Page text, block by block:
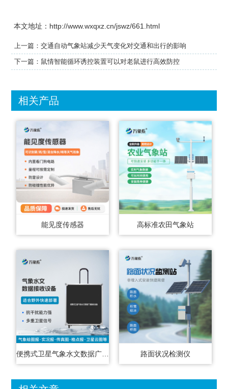
本文地址：http://www.wxqxz.cn/jswz/661.html
上一篇： 交通自动气象站减少天气变化对交通和出行的影响
下一篇： 鼠情智能循环诱控装置可以对老鼠进行高效防控
相关产品
能见度传感器 高标准农田气象站
便携式卫星气象水文数据广播接收设备 路面状况检测仪